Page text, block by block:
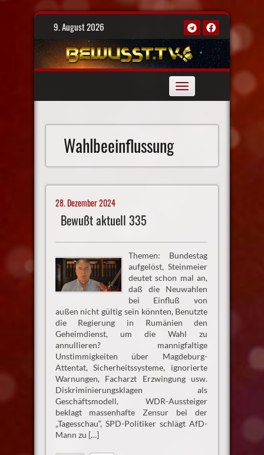
Skip
9. August 2026
Toggle
navigation
Wahlbeeinflussung
28. Dezember 2024
Bewußt aktuell 335
Themen: Bundestag
aufgelöst, Steinmeier
deutet schon mal an,
daß die Neuwahlen
bei Einfluß von
außen nicht gültig sein könnten, Benutzte
die Regierung in Rumänien den
Geheimdienst, um die Wahl zu
annullieren? mannigfaltige
Unstimmigkeiten über Magdeburg-
Attentat, Sicherheitssysteme, ignorierte
Warnungen, Facharzt Erzwingung usw.
Diskriminierungsklagen als
Geschäftsmodell, WDR-Aussteiger
beklagt massenhafte Zensur bei der
„Tagesschau“, SPD-Politiker schlägt AfD-
Mann zu […]